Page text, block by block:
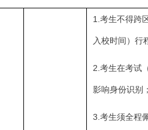
1.考生不得跨
入校时间）行
2.考生在考试
影响身份识别；
3.考生须全程